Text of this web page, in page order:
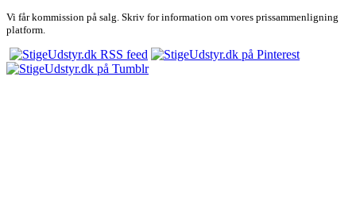
Vi får kommission på salg. Skriv for information om vores prissammenligning
platform.